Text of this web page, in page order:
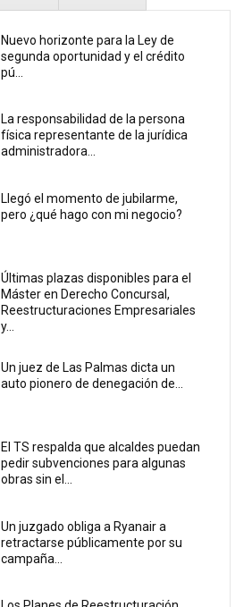
Nuevo horizonte para la Ley de
segunda oportunidad y el crédito
pú...
La responsabilidad de la persona
física representante de la jurídica
administradora...
Llegó el momento de jubilarme,
pero ¿qué hago con mi negocio?
Últimas plazas disponibles para el
Máster en Derecho Concursal,
Reestructuraciones Empresariales
y...
Un juez de Las Palmas dicta un
auto pionero de denegación de...
El TS respalda que alcaldes puedan
pedir subvenciones para algunas
obras sin el...
Un juzgado obliga a Ryanair a
retractarse públicamente por su
campaña...